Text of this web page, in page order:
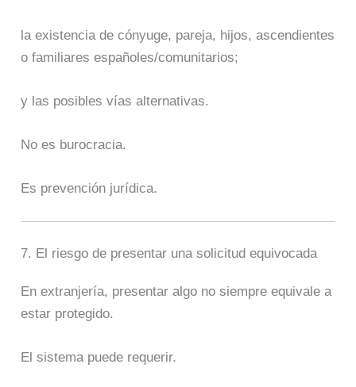
la existencia de cónyuge, pareja, hijos, ascendientes
o familiares españoles/comunitarios;
y las posibles vías alternativas.
No es burocracia.
Es prevención jurídica.
7. El riesgo de presentar una solicitud equivocada
En extranjería, presentar algo no siempre equivale a
estar protegido.
El sistema puede requerir.